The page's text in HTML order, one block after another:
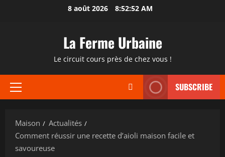
8 août 2026 8:52:53 AM
La Ferme Urbaine
Le circuit cours près de chez vous !
Menu
SUBSCRIBE
Maison
Actualités
Comment réussir une recette d’aioli maison facile et
savoureuse